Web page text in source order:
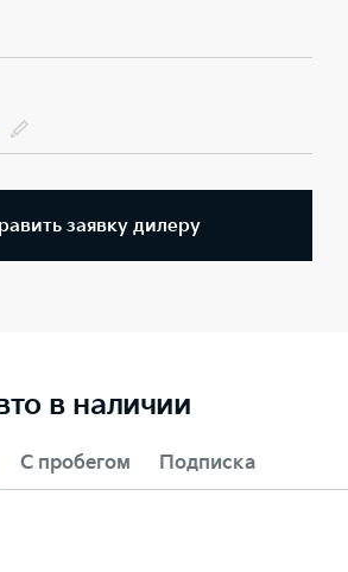
заявку дилеру
в наличии
С пробегом Подписка